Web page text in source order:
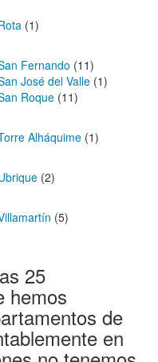
(1)
Fernando (11)
José del Valle (1)
Roque (11)
Alháquime (1)
(2)
(5)
25
hemos
de
en